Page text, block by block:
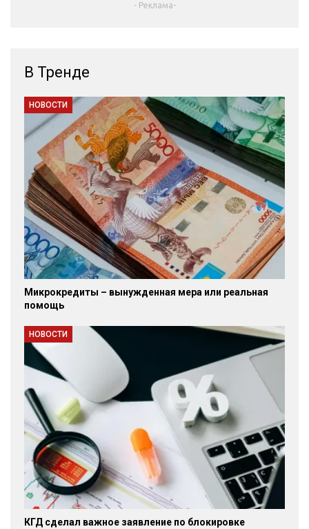
- Реклама-
В Тренде
НОВОСТИ
Микрокредиты – вынужденная мера или реальная
помощь
НОВОСТИ
КГД сделал важное заявление по блокировке